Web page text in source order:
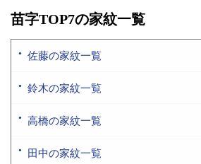
苗字TOP7の家紋一覧
佐藤の家紋一覧
鈴木の家紋一覧
高橋の家紋一覧
田中の家紋一覧